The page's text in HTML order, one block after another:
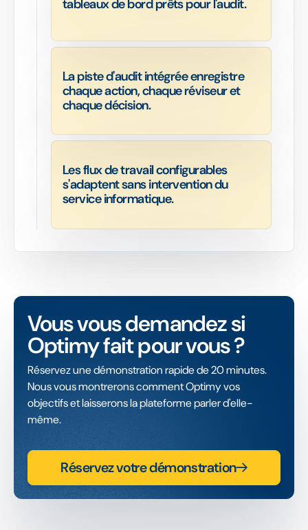
tableaux de bord prêts pour l'audit.
La piste d'audit intégrée enregistre
chaque action, chaque réviseur et
chaque décision.
Les flux de travail configurables
s'adaptent sans intervention du
service informatique.
Vous vous demandez si
Optimy fait pour vous ?
Réservez une démonstration rapide de 20 minutes.
Nous vous montrerons comment Optimy vos
objectifs et laisserons la plateforme parler d'elle-
même.
Réservez votre démonstration